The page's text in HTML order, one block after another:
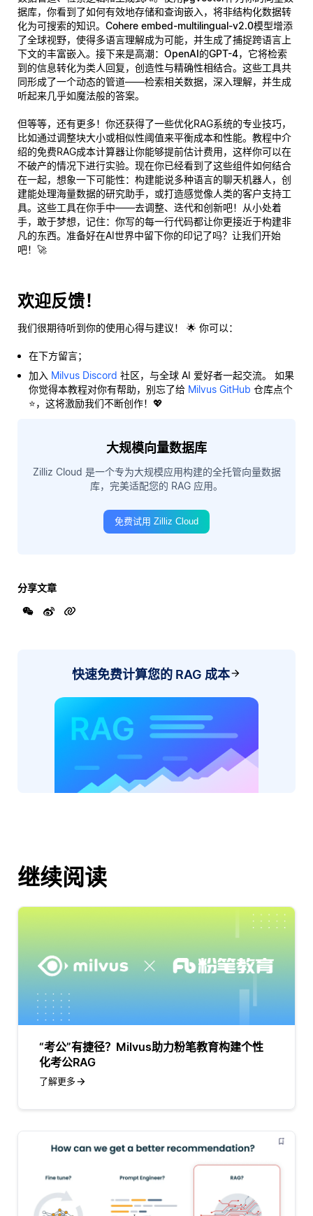
据库，你看到了如何有效地存储和查询嵌入，将非结构化数据转
化为可搜索的知识。 Cohere embed-multilingual-v2.0模型增添
了全球视野，使得多语言理解成为可能，并生成了捕捉跨语言上
下文的丰富嵌入。接下来是高潮： OpenAI的GPT-4，它将检索
到的信息转化为类人回复，创造性与精确性相结合。这些工具共
同形成了一个动态的管道——检索相关数据，深入理解，并生成
听起来几乎如魔法般的答案。
但等等，还有更多！你还获得了一些优化RAG系统的专业技巧，
比如通过调整块大小或相似性阈值来平衡成本和性能。教程中介
绍的免费RAG成本计算器让你能够提前估计费用，这样你可以在
不破产的情况下进行实验。现在你已经看到了这些组件如何结合
在一起，想象一下可能性：构建能说多种语言的聊天机器人，创
建能处理海量数据的研究助手，或打造感觉像人类的客户支持工
具。这些工具在你手中——去调整、迭代和创新吧！从小处着
手，敢于梦想，记住：你写的每一行代码都让你更接近于构建非
凡的东西。准备好在AI世界中留下你的印记了吗？让我们开始
吧！🚀
欢迎反馈！
我们很期待听到你的使用心得与建议！ 🌟 你可以：
在下方留言；
加入 Milvus Discord 社区，与全球 AI 爱好者一起交流。 如果
你觉得本教程对你有帮助，别忘了给 Milvus GitHub 仓库点个
⭐，这将激励我们不断创作！💖
大规模向量数据库
Zilliz Cloud 是一个专为大规模应用构建的全托管向量数据
库，完美适配您的 RAG 应用。
免费试用 Zilliz Cloud
分享文章
快速免费计算您的 RAG 成本
继续阅读
“考公”有捷径？Milvus助力粉笔教育构建个性
化考公RAG
了解更多